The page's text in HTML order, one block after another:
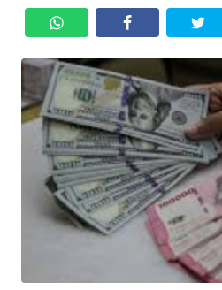
KRIMINAL
EKUIN
SAINS-TEKNO
KESEHATAN
INTERNASIONAL